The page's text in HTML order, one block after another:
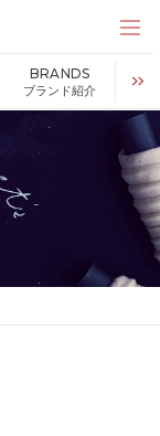
BRANDS
ブランド紹介 持続